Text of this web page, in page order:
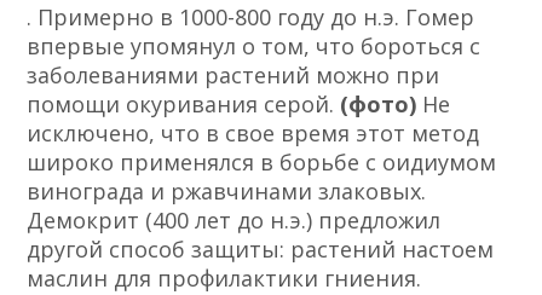
. Примерно в 1000-800 году до н.э. Гомер
впервые упомянул о том, что бороться с
заболеваниями растений можно при
помощи окуривания серой. (фото) Не
исключено, что в свое время этот метод
широко применялся в борьбе с оидиумом
винограда и ржавчинами злаковых.
Демокрит (400 лет до н.э.) предложил
другой способ защиты: растений настоем
маслин для профилактики гниения.